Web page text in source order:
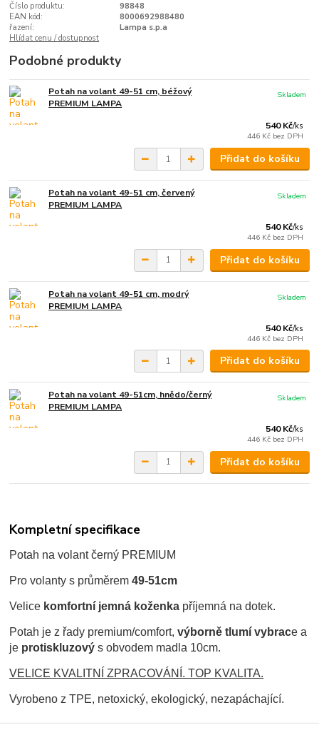
Číslo produktu:
98848
EAN kód:
8000692988480
řazení:
Lampa s.p.a
Hlídat cenu / dostupnost
Podobné produkty
Potah na volant 49-51 cm, béžový
PREMIUM LAMPA
540 Kč/ks
446 Kč bez DPH
Skladem
Přidat do košíku
Potah na volant 49-51 cm, červený
PREMIUM LAMPA
540 Kč/ks
446 Kč bez DPH
Skladem
Přidat do košíku
Potah na volant 49-51 cm, modrý
PREMIUM LAMPA
540 Kč/ks
446 Kč bez DPH
Skladem
Přidat do košíku
Potah na volant 49-51cm, hnědo/černý
PREMIUM LAMPA
540 Kč/ks
446 Kč bez DPH
Skladem
Přidat do košíku
Kompletní specifikace
Potah na volant černý PREMIUM
Pro volanty s průměrem49-51cm
Velice komfortní jemná koženka příjemná na dotek.
Potah je z řady premium/comfort,výborně tlumí vybrace a
je protiskluzový s obvodem madla 10cm.
VELICE KVALITNÍ ZPRACOVÁNÍ. TOP KVALITA.
Vyrobeno z TPE, netoxický, ekologický, nezapáchající.